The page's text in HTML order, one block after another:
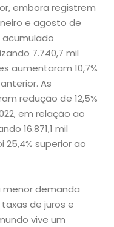
embora registrem
e agosto de
acumulado
7.740,7 mil
aumentaram 10,7%
As
redução de 12,5%
em relação ao
16.871,1 mil
25,4% superior ao
menor demanda
de juros e
vive um